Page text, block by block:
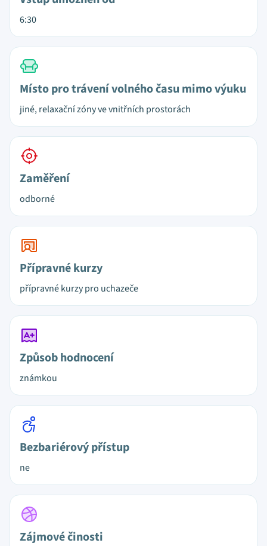
6:30
Místo pro trávení volného času mimo výuku
jiné, relaxační zóny ve vnitřních prostorách
Zaměření
odborné
Přípravné kurzy
přípravné kurzy pro uchazeče
Způsob hodnocení
známkou
Bezbariérový přístup
ne
Zájmové činosti